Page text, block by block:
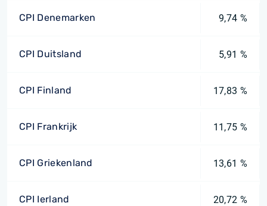
CPI Denemarken 9,74 %
CPI Duitsland 5,91 %
CPI Finland 17,83 %
CPI Frankrijk 11,75 %
CPI Griekenland 13,61 %
CPI Ierland 20,72 %